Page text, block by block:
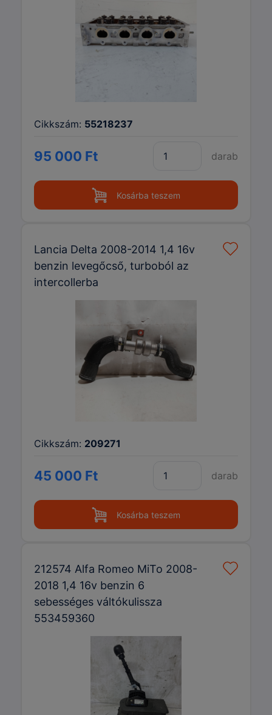
Cikkszám: 55218237
95 000 Ft darab
Kosárba teszem
Lancia Delta 2008-2014 1,4 16v
benzin levegőcső, turboból az
intercollerba
Cikkszám: 209271
45 000 Ft darab
Kosárba teszem
212574 Alfa Romeo MiTo 2008-
2018 1,4 16v benzin 6
sebességes váltókulissza
553459360